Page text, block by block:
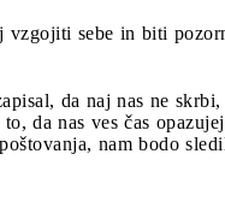
vzgojiti sebe in biti
da naj nas ne
da nas ves čas
nam bodo